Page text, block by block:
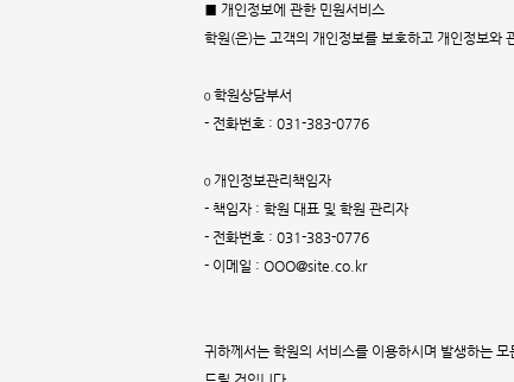
■ 개인정보에 관한 민원서비스
학원(은)는 고객의 개인정보를 보호하고 개인정보와
ο 학원상담부서
- 전화번호 : 031-383-0776
ο 개인정보관리책임자
- 책임자 : 학원 대표 및 학원 관리자
- 전화번호 : 031-383-0776
- 이메일 : OOO@site.co.kr
귀하께서는 학원의 서비스를 이용하시며 발생하는